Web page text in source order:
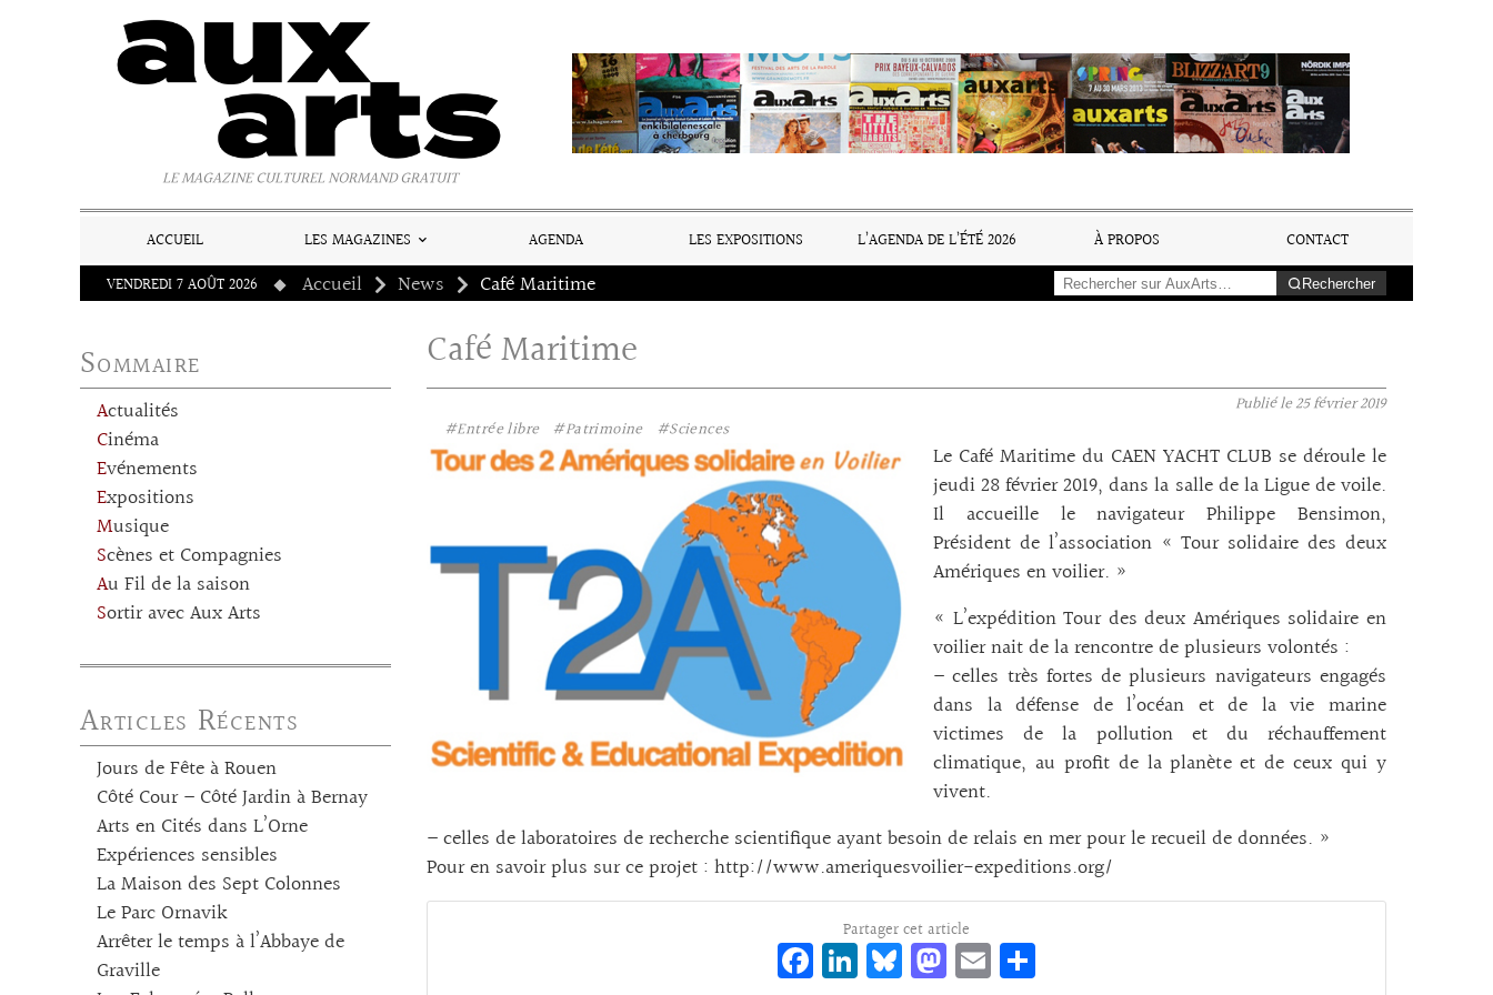
LE MAGAZINE CULTUREL NORMAND GRATUIT
ACCUEIL LES MAGAZINES AGENDA LES EXPOSITIONS L’AGENDA DE L’ÉTÉ 2026 À PROPOS
CONTACT
VENDREDI 7 AOÛT 2026
Accueil News Café Maritime Rechercher
Sommaire
Actualités
Cinéma
Evénements
Expositions
Musique
Scènes et Compagnies
Au Fil de la saison
Sortir avec Aux Arts
Articles Récents
Jours de Fête à Rouen
Côté Cour – Côté Jardin à Bernay
Arts en Cités dans L’Orne
Expériences sensibles
La Maison des Sept Colonnes
Le Parc Ornavik
Arrêter le temps à l’Abbaye de
Graville
Café Maritime
Publié le25 février 2019
#Entrée libre
#Patrimoine #Sciences
Le Café Maritime du CAEN YACHT CLUB se déroule le
jeudi 28 février 2019, dans la salle de la Ligue de voile.
Il accueille le navigateur Philippe Bensimon,
Président de l’association « Tour solidaire des deux
Amériques en voilier. »
« L’expédition Tour des deux Amériques solidaire en
voilier nait de la rencontre de plusieurs volontés :
– celles très fortes de plusieurs navigateurs engagés
dans la défense de l’océan et de la vie marine
victimes de la pollution et du réchauffement
climatique, au profit de la planète et de ceux qui y
vivent.
– celles de laboratoires de recherche scientifique ayant besoin de relais en mer pour le recueil de données. »
Pour en savoir plus sur ce projet : http://www.ameriquesvoilier-expeditions.org/
Partager cet article
Fa Li Bl M E
Panneau de gestion des cookies